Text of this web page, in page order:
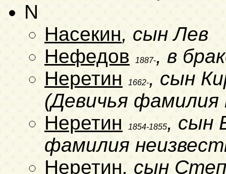
N
Насекин, сын Лев
Нефедов
1887-, в
Неретин
1662-, сын
(Девичья фамилия
Неретин
1854-1855, сын
фамилия
Неретин, сын